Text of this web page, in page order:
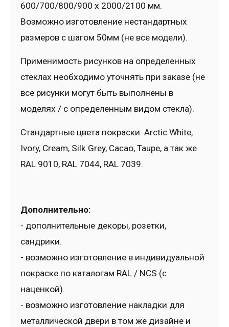
600/700/800/900 x 2000/2100 мм.
Возможно изготовление нестандартных
размеров с шагом 50мм (не все модели).
Применимость рисунков на определенных
стеклах необходимо уточнять при заказе (не
все рисунки могут быть выполнены в
моделях / с определенным видом стекла).
Стандартные цвета покраски: Arctic White,
Ivory, Cream, Silk Grey, Cacao, Taupe, а так же
RAL 9010, RAL 7044, RAL 7039.
Дополнительно:
- дополнительные декоры, розетки,
сандрики.
- возможно изготовление в индивидуальной
покраске по каталогам RAL / NCS (с
наценкой).
- возможно изготовление накладки для
металлической двери в том же дизайне и